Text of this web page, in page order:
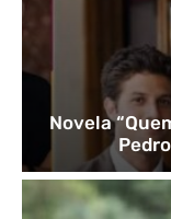
Novela